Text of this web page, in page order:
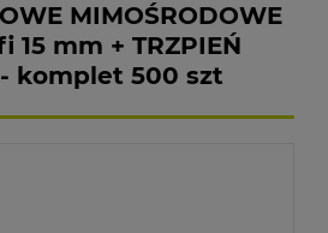
MIMOŚRODOWE
15 mm + TRZPIEŃ
komplet 500 szt